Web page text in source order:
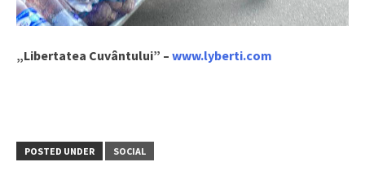
„Libertatea Cuvântului” – www.lyberti.com
POSTED UNDER SOCIAL